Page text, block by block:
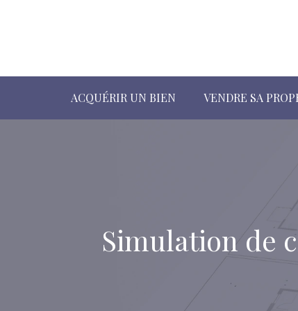
ACQUÉRIR UN BIEN VENDRE SA
Simulation de